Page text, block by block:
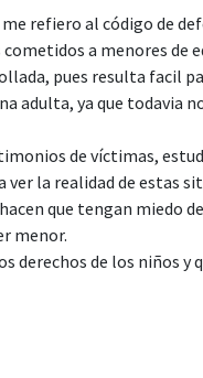
refiero al código de
a menores de
pues resulta facil
adulta, ya que todavia
de víctimas,
la realidad de estas
que tengan miedo
menor.
derechos de los niños y